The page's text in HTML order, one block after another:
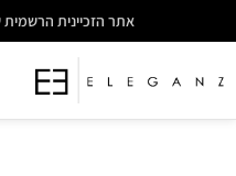
אתר הזכיינית